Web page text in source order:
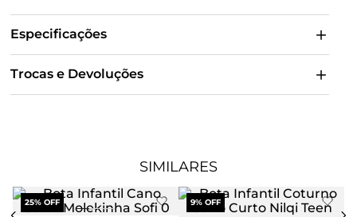
Especificações
Trocas e Devoluções
SIMILARES
25% OFF 9% OFF